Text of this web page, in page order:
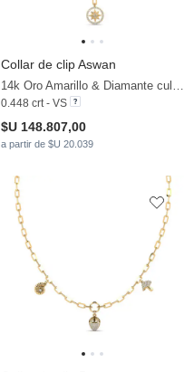
Collar de clip Aswan
14k Oro Amarillo & Diamante cultivado en laboratorio
0.448 crt - VS
$U 148.807,00
a partir de $U 20.039